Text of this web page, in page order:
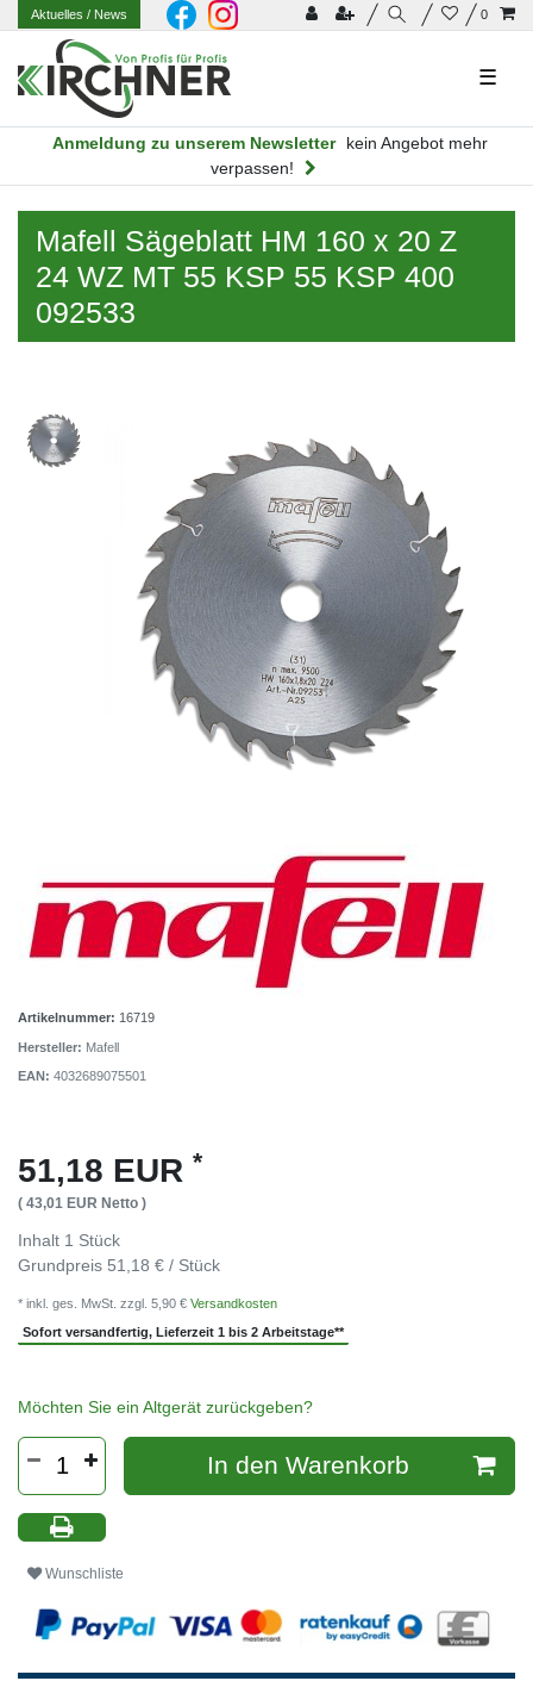
0
Aktuelles/ News
☰
Anmeldung zu unserem Newsletter
kein Angebot mehr
verpassen!
Mafell Sägeblatt HM 160 x 20 Z
24 WZ MT 55 KSP 55 KSP 400
092533
Artikelnummer: 16719
Hersteller: Mafell
EAN: 4032689075501
51,18 EUR *
( 43,01 EUR Netto )
Inhalt 1 Stück
Grundpreis 51,18 € / Stück
* inkl. ges. MwSt. zzgl. 5,90 € Versandkosten
Sofort versandfertig, Lieferzeit 1 bis 2 Arbeitstage**
Möchten Sie ein Altgerät zurückgeben?
In den Warenkorb
Wunschliste